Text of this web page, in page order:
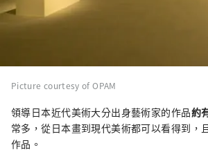
Picture courtesy of OPAM
領導日本近代美術大分出身藝術家的作品約
常多，從日本畫到現代美術都可以看得到，
作品。